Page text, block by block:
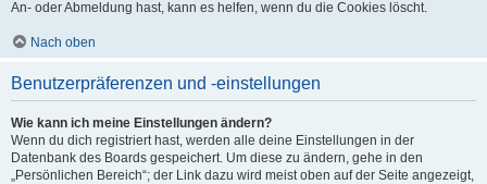
An- oder Abmeldung hast, kann es helfen, wenn du die Cookies löscht.
Nach oben
Benutzerpräferenzen und -einstellungen
Wie kann ich meine Einstellungen ändern?
Wenn du dich registriert hast, werden alle deine Einstellungen in der
Datenbank des Boards gespeichert. Um diese zu ändern, gehe in den
„Persönlichen Bereich“; der Link dazu wird meist oben auf der Seite angezeigt,